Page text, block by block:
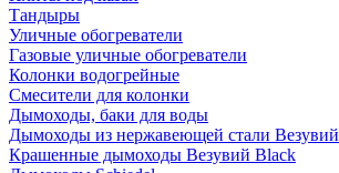
Тандыры
Уличные обогреватели
Газовые уличные обогреватели
Колонки водогрейные
Смесители для колонки
Дымоходы, баки для воды
Дымоходы из нержавеющей стали Везувий
Крашенные дымоходы Везувий Black